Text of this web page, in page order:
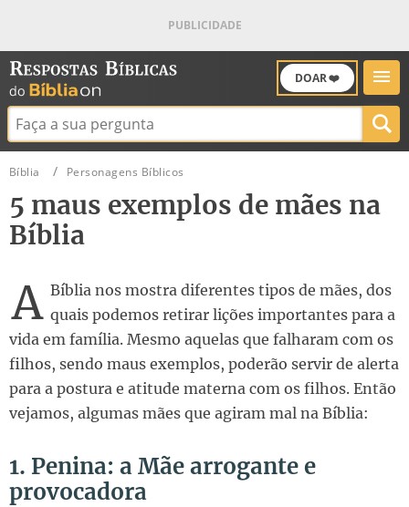
DOAR ❤️
Buscar:
Bíblia Personagens Bíblicos
5 maus exemplos de mães na
Bíblia
A Bíblia nos mostra diferentes tipos de mães, dos
quais podemos retirar lições importantes para a
vida em família. Mesmo aquelas que falharam com os
filhos, sendo maus exemplos, poderão servir de alerta
para a postura e atitude materna com os filhos. Então
vejamos, algumas mães que agiram mal na Bíblia:
1. Penina: a Mãe arrogante e
provocadora